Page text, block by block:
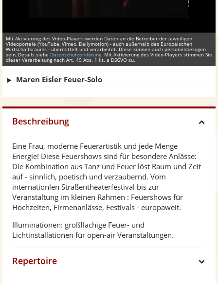
Mit Aktivierung des Video-Players werden Daten an die Betreiber der jeweiligen
Videoportale (YouTube, Vimeo, Dailymotion) - auch außerhalb des Europäischen
Wirtschaftsraums - übermittelt und verarbeitet. Diese können auch personenbezogen
sein, Details siehe Datenschutzerklärung. Mit Aktivierung des Video-Players stimmen Sie
dieser Verarbeitung nach Art. 49 Abs. 1 lit. a DSGVO zu.
Maren Eisler Feuer-Solo
Beschreibung
Eine Frau, moderne Feuerartistik und jede Menge
Energie! Diese Feuershows sind für besondere Anlässe:
Die Kombination aus Tanz und Feuer löst Raum und Zeit
auf - sinnlich, poetisch und verzaubernd. Vom
internationlen Straßentheaterfestival bis zur
Veranstaltung im kleinen Rahmen : Feuershows für
Hochzeiten, Firmenanlässe, Festivals - europaweit.
Illuminationen: großflächige Feuer- und
Lichtinstallationen für open-air Veranstaltungen.
Repertoire